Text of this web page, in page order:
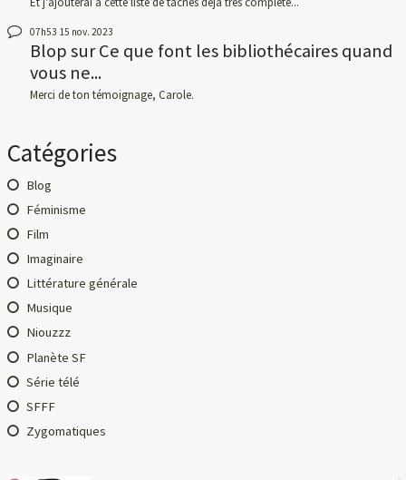
07h53 15 nov. 2023
BlopsurCe que font les bibliothécaires quand
vous ne...
Merci de ton témoignage, Carole.
Catégories
Blog
Féminisme
Film
Imaginaire
Littérature générale
Musique
Niouzzz
Planète SF
Série télé
SFFF
Zygomatiques